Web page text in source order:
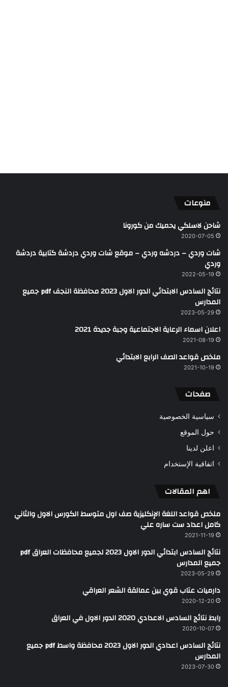
منوعات
شاحن لاسلكي يحميك من كورونا
2020-07-05
شات وردي – دردشه وردي – موقع شات وردي دردشة كتابية دردشة
وردي
2022-05-19
نتائج السادس الابتدائي الدور الاول 2023 محافظة النجف pdf جميع
المدارس
2023-05-29
اعلان اسماء الرعاية الاجتماعية وجبة جديدة 2021
2021-08-19
ملخص قواعد الصف الرابع الابتدائي
2021-10-19
صفحات
سياسية الخصوصية
حول الموقع
اعلن لدينا
اتفاقية الإستخدام
اهم المقالات
ملخص قواعد اللغة الإنكليزية صف اول متوسط الكورس الاول والثاني
كامل اعداد ست ساره علي
2021-11-19
نتائج السادس ابتدائي الدور الاول 2023 لجميع محافظات العراق pdf
جميع المدارس
2023-05-29
دارميات عتاب قوي بين عمالقة الشعر العراقي
2020-12-20
رابط نتائج السادس الاعدادي 2020 الدور الاول في العراق
2020-10-07
نتائج السادس اعدادي الدور الاول 2023 محافظة واسط pdf جميع
المدارس
2023-07-30